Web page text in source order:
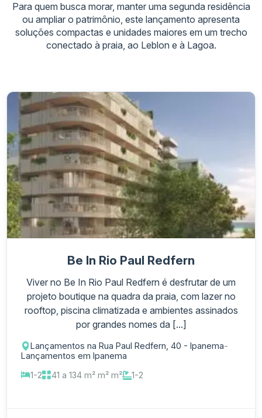
Para quem busca morar, manter uma segunda residência
ou ampliar o patrimônio, este lançamento apresenta
soluções compactas e unidades maiores em um trecho
conectado à praia, ao Leblon e à Lagoa.
Be In Rio Paul Redfern
Viver no Be In Rio Paul Redfern é desfrutar de um
projeto boutique na quadra da praia, com lazer no
rooftop, piscina climatizada e ambientes assinados
por grandes nomes da [...]
Lançamentos na Rua Paul Redfern, 40 - Ipanema-
Lançamentos em Ipanema
1-2
41 a 134 m² m² m² 1-2